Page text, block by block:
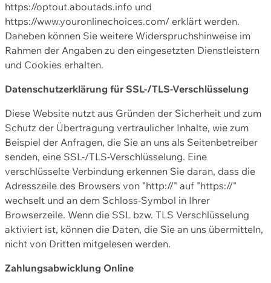
https://optout.aboutads.info und
https://www.youronlinechoices.com/ erklärt werden.
Daneben können Sie weitere Widerspruchshinweise im
Rahmen der Angaben zu den eingesetzten Dienstleistern
und Cookies erhalten.
Datenschutzerklärung für SSL-/TLS-Verschlüsselung
Diese Website nutzt aus Gründen der Sicherheit und zum
Schutz der Übertragung vertraulicher Inhalte, wie zum
Beispiel der Anfragen, die Sie an uns als Seitenbetreiber
senden, eine SSL-/TLS-Verschlüsselung. Eine
verschlüsselte Verbindung erkennen Sie daran, dass die
Adresszeile des Browsers von "http://" auf "https://"
wechselt und an dem Schloss-Symbol in Ihrer
Browserzeile. Wenn die SSL bzw. TLS Verschlüsselung
aktiviert ist, können die Daten, die Sie an uns übermitteln,
nicht von Dritten mitgelesen werden.
Zahlungsabwicklung Online